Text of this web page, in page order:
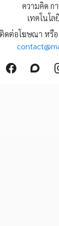
ความคิด ก
เทคโนโล
ติดต่อโฆษณา หรื